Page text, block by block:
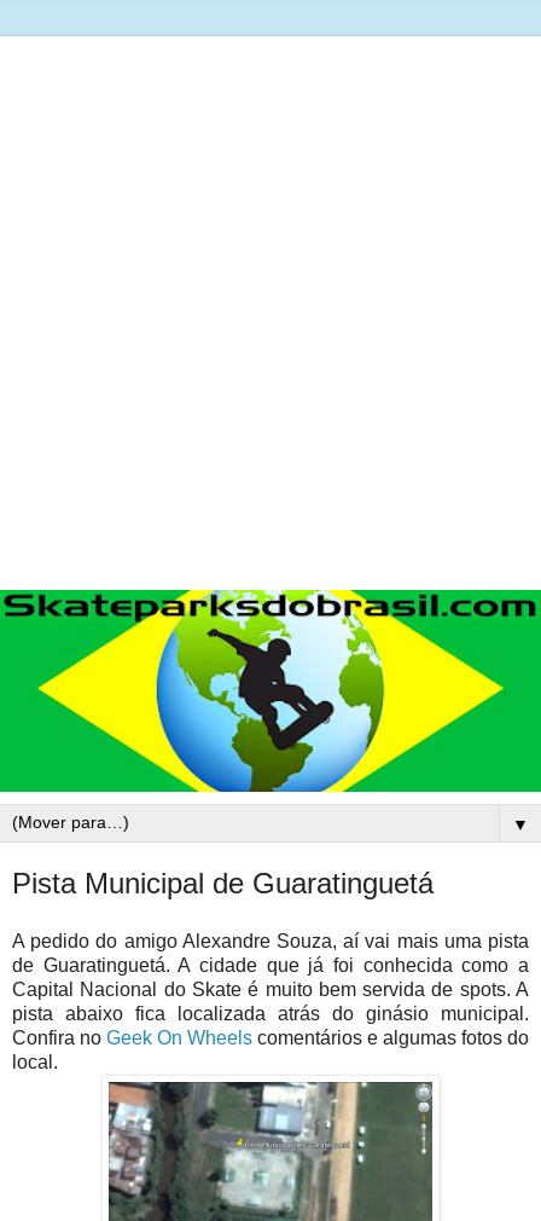
▼
Pista Municipal de Guaratinguetá
A pedido do amigo Alexandre Souza, aí vai mais uma pista
de Guaratinguetá. A cidade que já foi conhecida como a
Capital Nacional do Skate é muito bem servida de spots. A
pista abaixo fica localizada atrás do ginásio municipal.
Confira no Geek On Wheels comentários e algumas fotos do
local.